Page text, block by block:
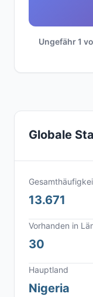
Ungefähr 1
Globale
13.671
Vorhanden in
30
Hauptland
Nigeria